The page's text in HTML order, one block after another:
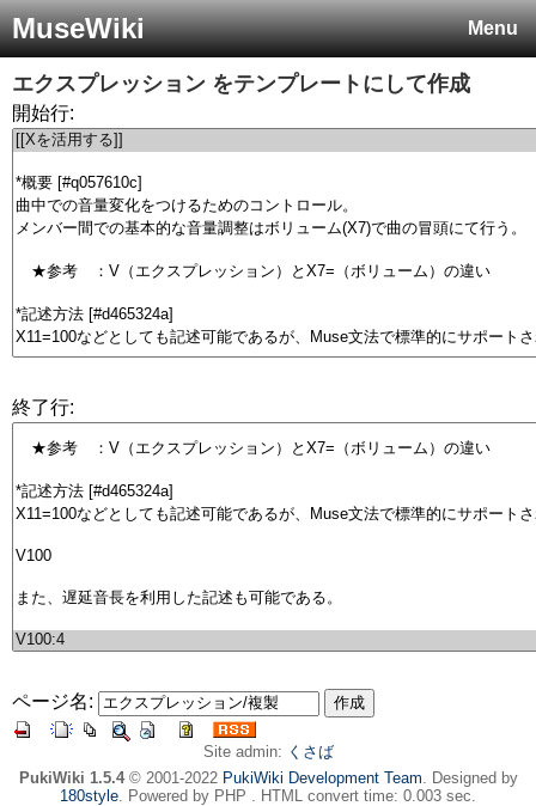
Menu
MuseWiki
エクスプレッション をテンプレートにして作成
開始行:
終了行:
ページ名:
Site admin: くさば
PukiWiki 1.5.4© 2001-2022 PukiWiki Development Team. Designed by
180style. Powered by PHP . HTML convert time: 0.003 sec.